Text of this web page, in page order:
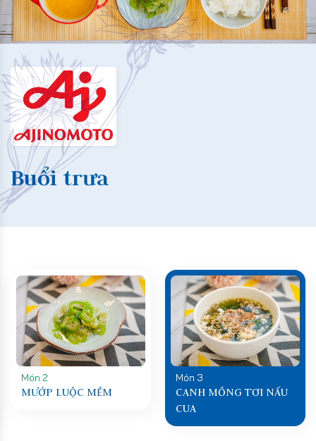
Buổi trưa
Món 2
MƯỚP LUỘC MỀM
Món 3
CANH MỒNG TƠI NẤU
CUA